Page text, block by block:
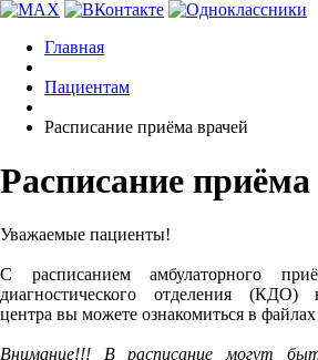
Главная
Пациентам
Расписание приёма врачей
Расписание
Уважаемые пациенты!
С расписанием амбулаторного
диагностического отделения (КДО)
центра вы можете ознакомиться в
Внимание!!! В расписание могут